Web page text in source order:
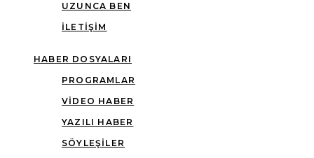
UZUNCA BEN
İLETIŞIM
HABER DOSYALARI
PROGRAMLAR
VIDEO HABER
YAZILI HABER
SÖYLEŞILER